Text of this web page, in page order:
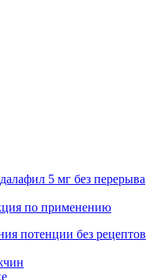
5 мг без перерыва
по применению
потенции без рецептов